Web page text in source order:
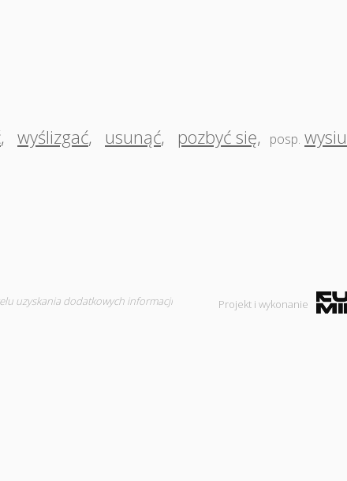
, wyślizgać, usunąć, pozbyć się, posp.
uzyskania dodatkowych informacji Projekt i wykonanie